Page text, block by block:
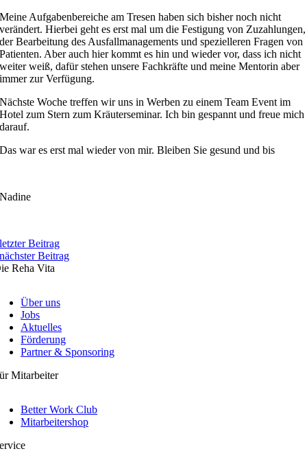
Meine Aufgabenbereiche am Tresen haben sich bisher noch nicht
verändert. Hierbei geht es erst mal um die Festigung von Zuzahlungen,
der Bearbeitung des Ausfallmanagements und spezielleren Fragen von
Patienten. Aber auch hier kommt es hin und wieder vor, dass ich nicht
weiter weiß, dafür stehen unsere Fachkräfte und meine Mentorin aber
immer zur Verfügung.
Nächste Woche treffen wir uns in Werben zu einem Team Event im
Hotel zum Stern zum Kräuterseminar. Ich bin gespannt und freue mich
darauf.
Das war es erst mal wieder von mir. Bleiben Sie gesund und bis
Nadine
letzter Beitrag
nächster Beitrag
Reha Vita
Über uns
Jobs
Aktuelles
Förderung
Partner & Sponsoring
Mitarbeiter
Better Work Club
Mitarbeitershop